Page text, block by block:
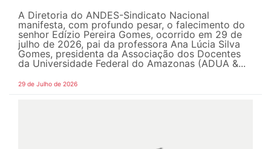
A Diretoria do ANDES-Sindicato Nacional
manifesta, com profundo pesar, o falecimento do
senhor Edízio Pereira Gomes, ocorrido em 29 de
julho de 2026, pai da professora Ana Lúcia Silva
Gomes, presidenta da Associação dos Docentes
da Universidade Federal do Amazonas (ADUA &...
29 de Julho de 2026